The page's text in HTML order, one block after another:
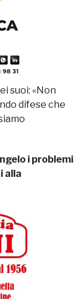
suoi: «Non
difese che
i problemi
alla